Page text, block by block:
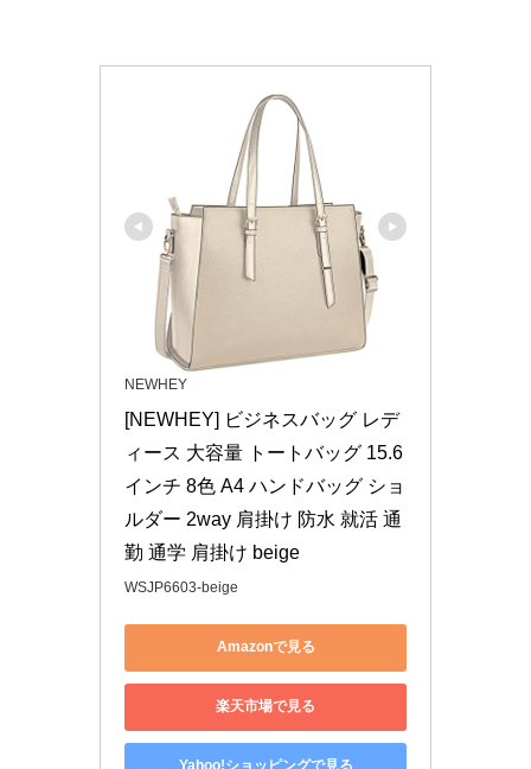
NEWHEY
[NEWHEY] ビジネスバッグ レデ
ィース 大容量 トートバッグ 15.6
インチ 8色 A4 ハンドバッグ ショ
ルダー 2way 肩掛け 防水 就活 通
勤 通学 肩掛け beige
WSJP6603-beige
Amazonで見る
楽天市場で見る